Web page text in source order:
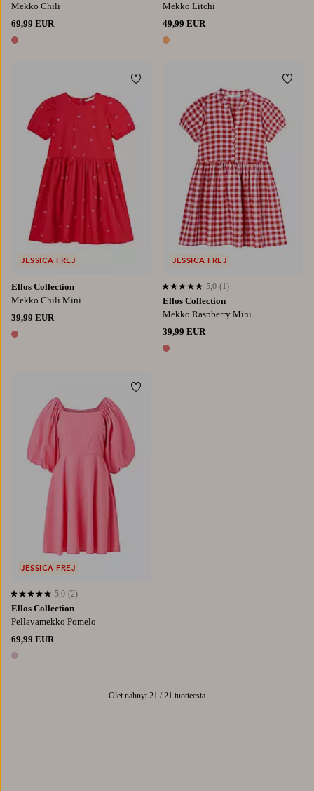
Mekko Chili
69,99 EUR
1 väri
Mekko Litchi
49,99 EUR
1 väri
Ellos Collection
Mekko Chili Mini
39,99 EUR
1 väri
JESSICA FREJ
Lisää suosikkeihin
Ellos Collection
Mekko Raspberry Mini
39,99 EUR
1 väri
5,0 perustuen 1 arvosanaan
5,0 (1)
JESSICA FREJ
110/116122/128134/140146/152
Ellos Collection
Pellavamekko Pomelo
69,99 EUR
1 väri
5,0 perustuen 2 arvosanaan
5,0 (2)
JESSICA FREJ
Lisää suosikkeihin
Olet nähnyt 21 / 21 tuotteesta